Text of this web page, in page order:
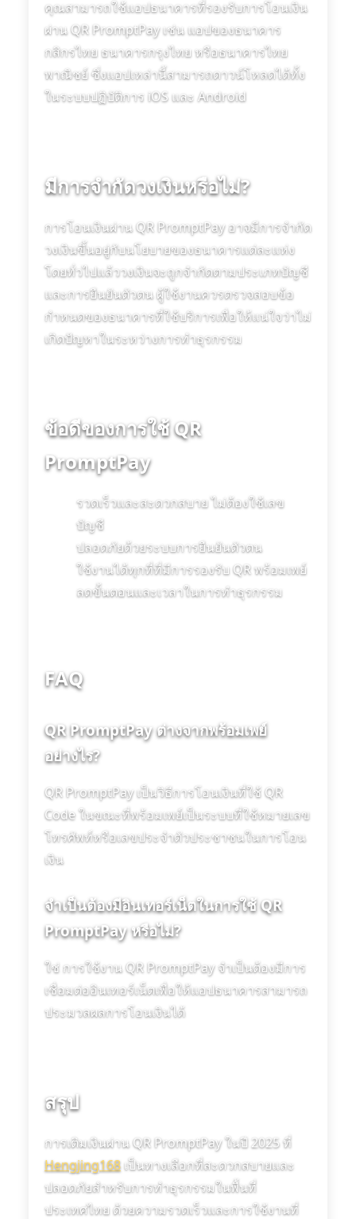
คุณสามารถใช้แอปธนาคารที่รองรับการโอนเงิน
ผ่าน QR PromptPay เช่น แอปของธนาคาร
กสิกรไทย ธนาคารกรุงไทย หรือธนาคารไทย
พาณิชย์ ซึ่งแอปเหล่านี้สามารถดาวน์โหลดได้ทั้ง
ในระบบปฏิบัติการ iOS และ Android
มีการจำกัดวงเงินหรือไม่?
การโอนเงินผ่าน QR PromptPay อาจมีการจำกัด
วงเงินขึ้นอยู่กับนโยบายของธนาคารแต่ละแห่ง
โดยทั่วไปแล้ววงเงินจะถูกจำกัดตามประเภทบัญชี
และการยืนยันตัวตน ผู้ใช้งานควรตรวจสอบข้อ
กำหนดของธนาคารที่ใช้บริการเพื่อให้แน่ใจว่าไม่
เกิดปัญหาในระหว่างการทำธุรกรรม
ข้อดีของการใช้ QR
PromptPay
รวดเร็วและสะดวกสบาย ไม่ต้องใช้เลข
บัญชี
ปลอดภัยด้วยระบบการยืนยันตัวตน
ใช้งานได้ทุกที่ที่มีการรองรับ QR พร้อมเพย์
ลดขั้นตอนและเวลาในการทำธุรกรรม
FAQ
QR PromptPay ต่างจากพร้อมเพย์
อย่างไร?
QR PromptPay เป็นวิธีการโอนเงินที่ใช้ QR
Code ในขณะที่พร้อมเพย์เป็นระบบที่ใช้หมายเลข
โทรศัพท์หรือเลขประจำตัวประชาชนในการโอน
เงิน
จำเป็นต้องมีอินเทอร์เน็ตในการใช้ QR
PromptPay หรือไม่?
ใช่ การใช้งาน QR PromptPay จำเป็นต้องมีการ
เชื่อมต่ออินเทอร์เน็ตเพื่อให้แอปธนาคารสามารถ
ประมวลผลการโอนเงินได้
สรุป
การเติมเงินผ่าน QR PromptPay ในปี 2025 ที่
Hengjing168เป็นทางเลือกที่สะดวกสบายและ
ปลอดภัยสำหรับการทำธุรกรรมในพื้นที่
ประเทศไทย ด้วยความรวดเร็วและการใช้งานที่